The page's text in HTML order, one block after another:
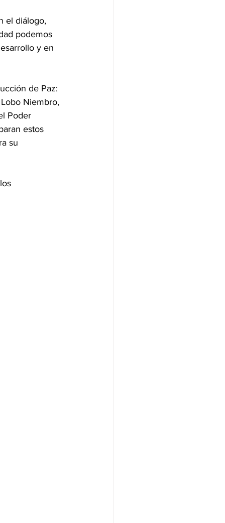
el diálogo,
podemos
y en
de Paz:
Niembro,
Poder
estos
su